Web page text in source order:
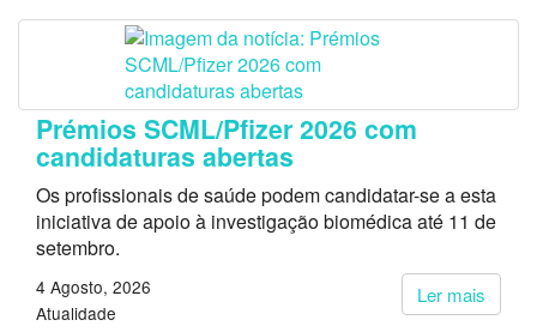
Prémios SCML/Pfizer 2026 com
candidaturas abertas
Os profissionais de saúde podem candidatar-se a esta
iniciativa de apoio à investigação biomédica até 11 de
setembro.
Ler mais
4 Agosto, 2026
Atualidade